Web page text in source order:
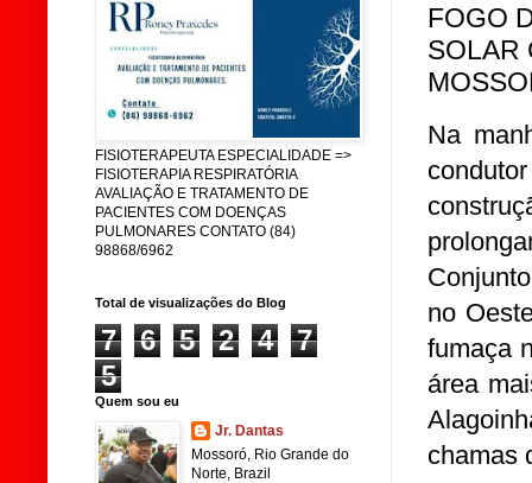
FOGO
SOLAR
Na
no
fumaça
área
chamas
FISIOTERAPEUTA ESPECIALIDADE =>
FISIOTERAPIA RESPIRATÓRIA
AVALIAÇÃO E TRATAMENTO DE
PACIENTES COM DOENÇAS
PULMONARES CONTATO (84)
98868/6962
Total de visualizações do Blog
7 6 5 2 4
7
5
Quem sou eu
Jr. Dantas
Mossoró, Rio Grande do
Norte, Brazil